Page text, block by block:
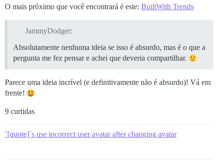
O mais próximo que você encontrará é este: BuiltWith Trends
JammyDodger:
Absolutamente nenhuma ideia se isso é absurdo, mas é o que a
pergunta me fez pensar e achei que deveria compartilhar.
Parece uma ideia incrível (e definitivamente não é absurdo)! Vá em
frente!
9 curtidas
`[quote]`s use incorrect user avatar after changing avatar